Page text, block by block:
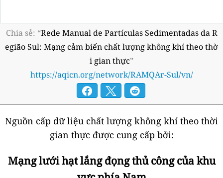
Chia sẻ: “Rede Manual de Partículas Sedimentadas da R
egião Sul: Mạng cảm biến chất lượng không khí theo thờ
i gian thực”
https://aqicn.org/network/RAMQAr-Sul/vn/
Nguồn cấp dữ liệu chất lượng không khí theo thời
gian thực được cung cấp bởi:
Mạng lưới hạt lắng đọng thủ công của khu